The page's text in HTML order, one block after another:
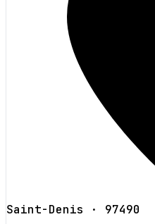
Saint-Denis · 97490